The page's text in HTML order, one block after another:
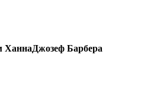
ХаннаДжозеф Барбера